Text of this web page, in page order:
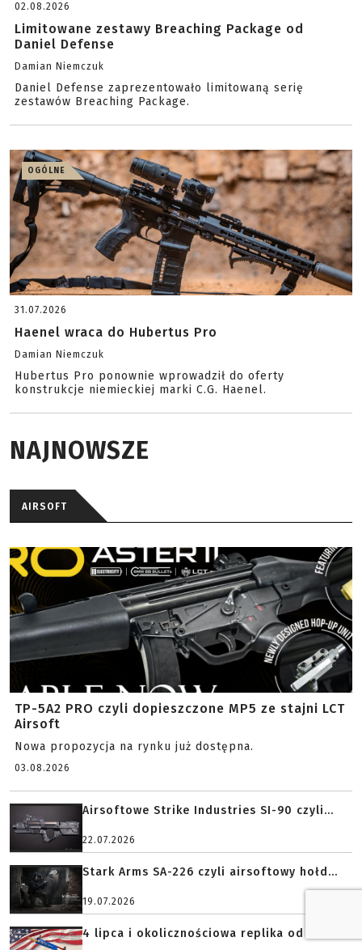
02.08.2026
Limitowane zestawy Breaching Package od
Daniel Defense
Damian Niemczuk
Daniel Defense zaprezentowało limitowaną serię
zestawów Breaching Package.
OGÓLNE
31.07.2026
Haenel wraca do Hubertus Pro
Damian Niemczuk
Hubertus Pro ponownie wprowadził do oferty
konstrukcje niemieckiej marki C.G. Haenel.
NAJNOWSZE
AIRSOFT
TP-5A2 PRO czyli dopieszczone MP5 ze stajni LCT
Airsoft
Nowa propozycja na rynku już dostępna.
03.08.2026
Airsoftowe Strike Industries SI-90 czyli...
22.07.2026
Stark Arms SA-226 czyli airsoftowy hołd...
19.07.2026
4 lipca i okolicznościowa replika od G&...